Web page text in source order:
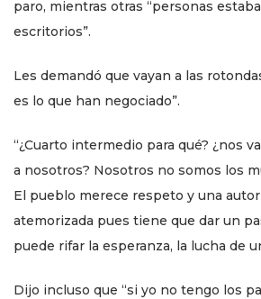
paro, mientras otras “personas
escritorios”.
Les demandó que vayan a las
es lo que han negociado”.
“¿Cuarto intermedio para qué? ¿nos
a nosotros? Nosotros no somos los
El pueblo merece respeto y una
atemorizada pues tiene que dar un
puede rifar la esperanza, la lucha de
Dijo incluso que “si yo no tengo los